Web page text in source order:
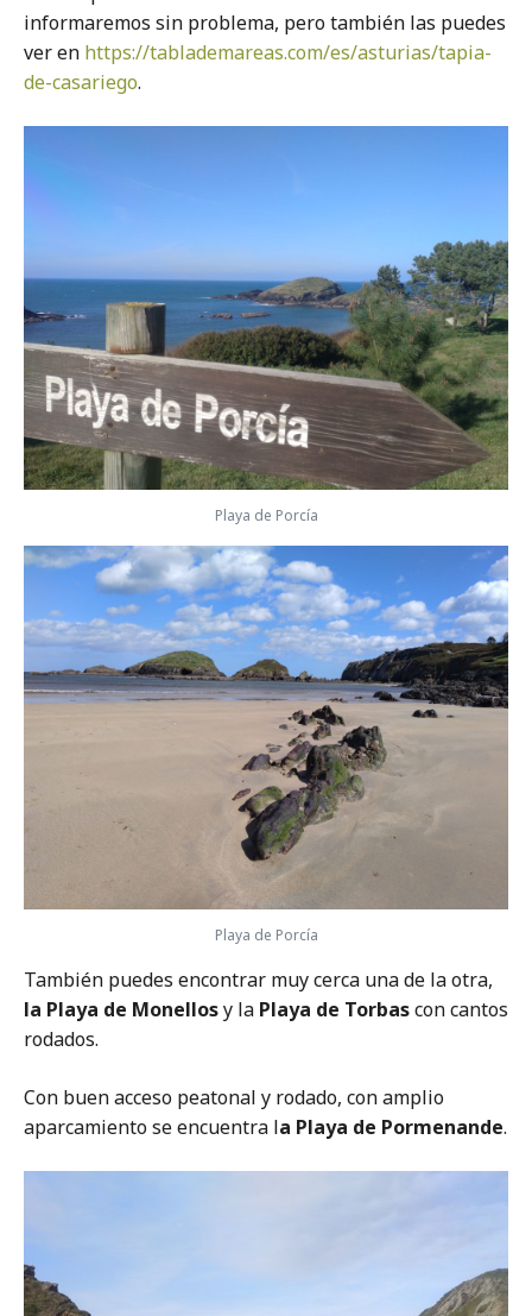
informaremos sin problema, pero también las puedes
ver en https://tablademareas.com/es/asturias/tapia-
de-casariego.
Playa de Porcía
Playa de Porcía
También puedes encontrar muy cerca una de la otra,
la Playa de Monellosy la Playa de Torbascon cantos
rodados.
Con buen acceso peatonal y rodado, con amplio
aparcamiento se encuentra la Playa de Pormenande.